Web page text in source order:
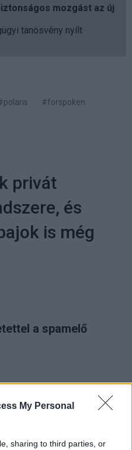
My Personal
sharing to third parties, or
mozgást az új
tanösvény nyílt
#forspoken
privát
és
is még
a spamelő
használják a TikTokot
már hosszú ideje van
akik korábban